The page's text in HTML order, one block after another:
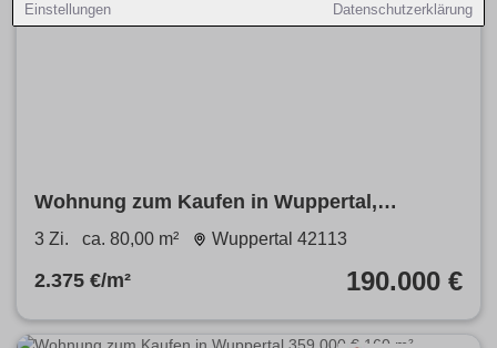
Einstellungen Datenschutzerklärung
Wohnung zum Kaufen in Wuppertal,
Elberfeld 190.000 € 80 m²
3 Zi. ca. 80,00 m² Wuppertal 42113
2.375 €/m² 190.000 €